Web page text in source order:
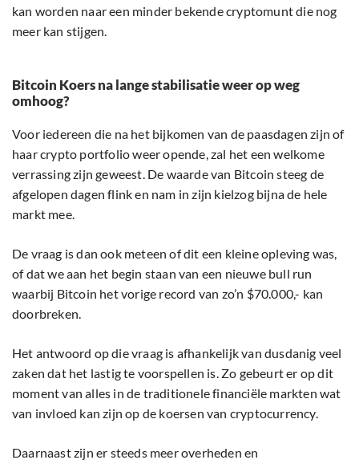
kan worden naar een minder bekende cryptomunt die nog
meer kan stijgen.
Bitcoin Koers na lange stabilisatie weer op weg
omhoog?
Voor iedereen die na het bijkomen van de paasdagen zijn of
haar crypto portfolio weer opende, zal het een welkome
verrassing zijn geweest. De waarde van Bitcoin steeg de
afgelopen dagen flink en nam in zijn kielzog bijna de hele
markt mee.
De vraag is dan ook meteen of dit een kleine opleving was,
of dat we aan het begin staan van een nieuwe bull run
waarbij Bitcoin het vorige record van zo’n $70.000,- kan
doorbreken.
Het antwoord op die vraag is afhankelijk van dusdanig veel
zaken dat het lastig te voorspellen is. Zo gebeurt er op dit
moment van alles in de traditionele financiële markten wat
van invloed kan zijn op de koersen van cryptocurrency.
Daarnaast zijn er steeds meer overheden en